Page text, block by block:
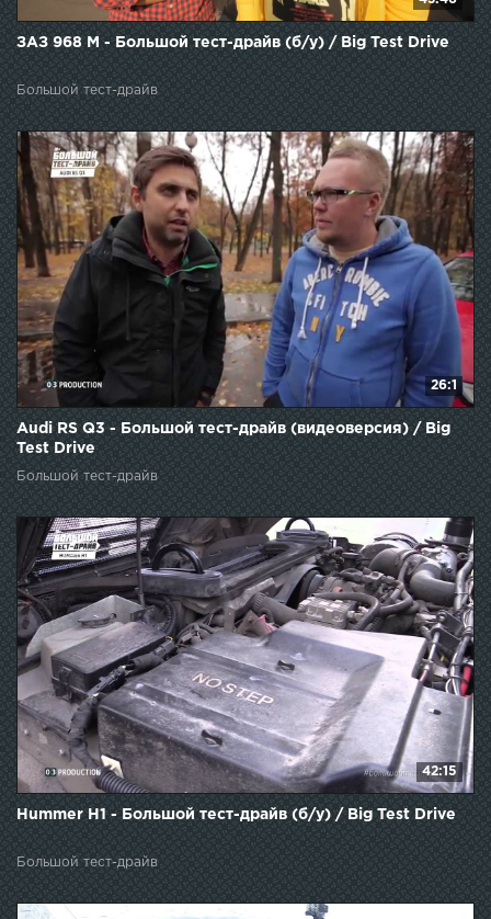
ЗАЗ 968 М - Большой тест-драйв (б/у) / Big Test Drive
Большой тест-драйв
26:1
Audi RS Q3 - Большой тест-драйв (видеоверсия) / Big
Test Drive
Большой тест-драйв
42:15
Hummer H1 - Большой тест-драйв (б/у) / Big Test Drive
Большой тест-драйв